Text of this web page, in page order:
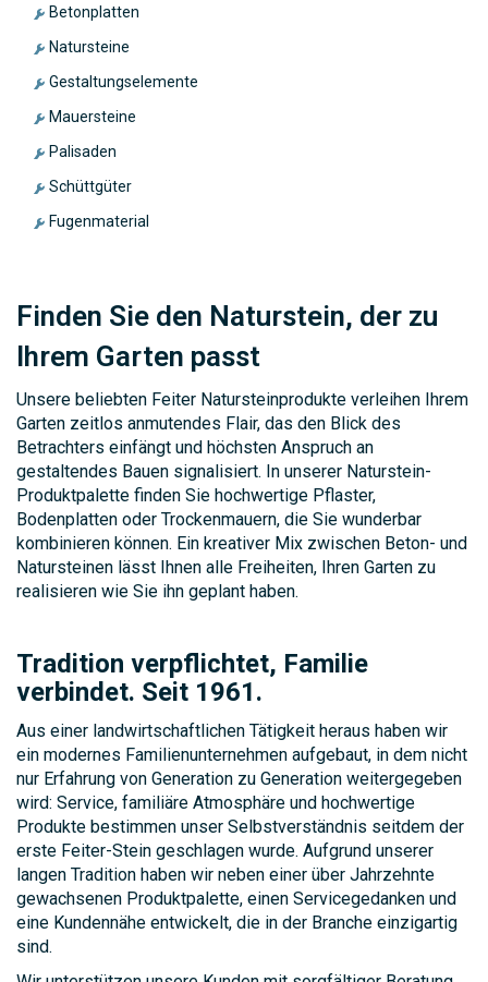
Betonplatten
Natursteine
Gestaltungselemente
Mauersteine
Palisaden
Schüttgüter
Fugenmaterial
Finden Sie den Naturstein, der zu
Ihrem Garten passt
Unsere beliebten Feiter Natursteinprodukte verleihen Ihrem
Garten zeitlos anmutendes Flair, das den Blick des
Betrachters einfängt und höchsten Anspruch an
gestaltendes Bauen signalisiert. In unserer Naturstein-
Produktpalette finden Sie hochwertige Pflaster,
Bodenplatten oder Trockenmauern, die Sie wunderbar
kombinieren können. Ein kreativer Mix zwischen Beton- und
Natursteinen lässt Ihnen alle Freiheiten, Ihren Garten zu
realisieren wie Sie ihn geplant haben.
Tradition verpflichtet, Familie
verbindet. Seit 1961.
Aus einer landwirtschaftlichen Tätigkeit heraus haben wir
ein modernes Familienunternehmen aufgebaut, in dem nicht
nur Erfahrung von Generation zu Generation weitergegeben
wird: Service, familiäre Atmosphäre und hochwertige
Produkte bestimmen unser Selbstverständnis seitdem der
erste Feiter-Stein geschlagen wurde. Aufgrund unserer
langen Tradition haben wir neben einer über Jahrzehnte
gewachsenen Produktpalette, einen Servicegedanken und
eine Kundennähe entwickelt, die in der Branche einzigartig
sind.